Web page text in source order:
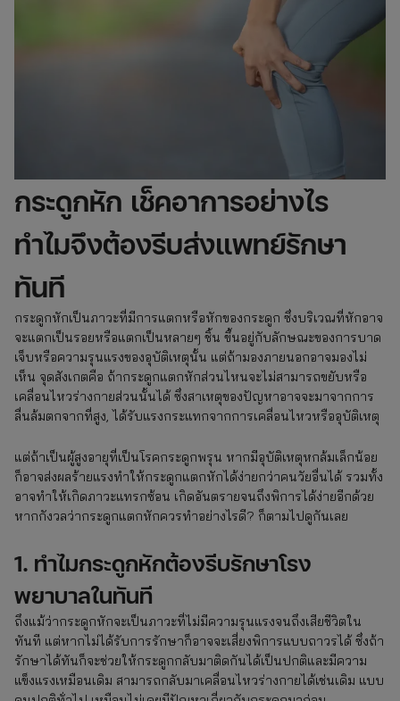
กระดูกหัก เช็คอาการอย่างไร
ทำไมจึงต้องรีบส่งแพทย์รักษา
ทันที
กระดูกหักเป็นภาวะที่มีการแตกหรือหักของกระดูก ซึ่งบริเวณที่หักอาจ
จะแตกเป็นรอยหรือแตกเป็นหลายๆ ชิ้น ขึ้นอยู่กับลักษณะของการบาด
เจ็บหรือความรุนแรงของอุบัติเหตุนั้น แต่ถ้ามองภายนอกอาจมองไม่
เห็น จุดสังเกตคือ ถ้ากระดูกแตกหักส่วนไหนจะไม่สามารถขยับหรือ
เคลื่อนไหวร่างกายส่วนนั้นได้ ซึ่งสาเหตุของปัญหาอาจจะมาจากการ
ลื่นล้มตกจากที่สูง, ได้รับแรงกระแทกจากการเคลื่อนไหวหรืออุบัติเหตุ
แต่ถ้าเป็นผู้สูงอายุที่เป็นโรคกระดูกพรุน หากมีอุบัติเหตุหกล้มเล็กน้อย
ก็อาจส่งผลร้ายแรงทำให้กระดูกแตกหักได้ง่ายกว่าคนวัยอื่นได้ รวมทั้ง
อาจทำให้เกิดภาวะแทรกซ้อน เกิดอันตรายจนถึงพิการได้ง่ายอีกด้วย
หากกังวลว่ากระดูกแตกหักควรทำอย่างไรดี? ก็ตามไปดูกันเลย
1. ทำไมกระดูกหักต้องรีบรักษาโรง
พยาบาลในทันที
ถึงแม้ว่ากระดูกหักจะเป็นภาวะที่ไม่มีความรุนแรงจนถึงเสียชีวิตใน
ทันที แต่หากไม่ได้รับการรักษาก็อาจจะเสี่ยงพิการแบบถาวรได้ ซึ่งถ้า
รักษาได้ทันก็จะช่วยให้กระดูกกลับมาติดกันได้เป็นปกติและมีความ
แข็งแรงเหมือนเดิม สามารถกลับมาเคลื่อนไหวร่างกายได้เช่นเดิม แบบ